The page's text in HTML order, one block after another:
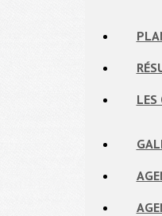
LES